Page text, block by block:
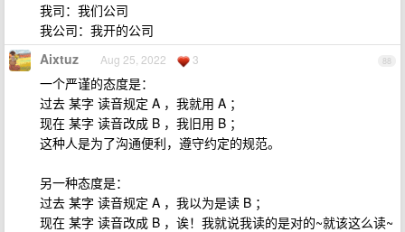
我司：我们公司
我公司：我开的公司
88
Aixtuz Aug 25, 2022 3
一个严谨的态度是：
过去 某字 读音规定 A ，我就用 A ；
现在 某字 读音改成 B ，我旧用 B ；
这种人是为了沟通便利，遵守约定的规范。
另一种态度是：
过去 某字 读音规定 A ，我以为是读 B ；
现在 某字 读音改成 B ，诶！我就说我读的是对的~就该这么读~